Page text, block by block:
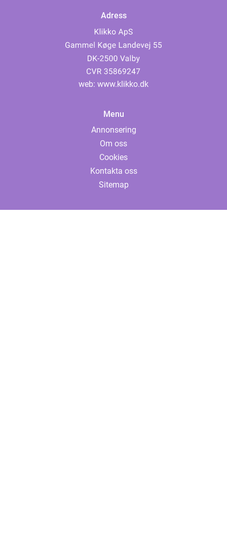
Adress
web: www.klikko.dk
Menu
Annonsering
Om oss
Cookies
Kontakta oss
Sitemap